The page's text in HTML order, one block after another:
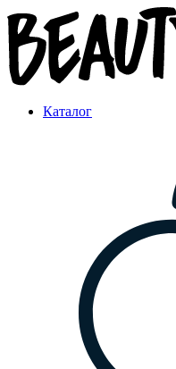
Каталог